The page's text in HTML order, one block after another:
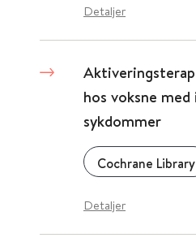
Detaljer
hos voksne
sykdommer
Cochrane Library
Detaljer